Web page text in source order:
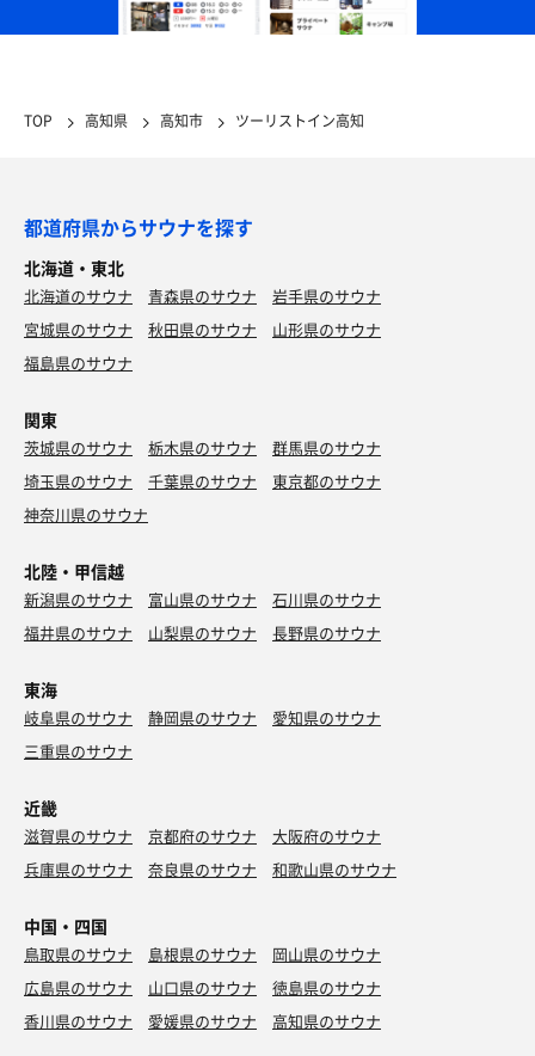
TOP 高知県 高知市 ツーリストイン高知
都道府県からサウナを探す
北海道・東北
北海道のサウナ 青森県のサウナ
岩手県のサウナ
宮城県のサウナ
秋田県のサウナ
山形県のサウナ
福島県のサウナ
関東
茨城県のサウナ 栃木県のサウナ
群馬県のサウナ
埼玉県のサウナ
千葉県のサウナ
東京都のサウナ
神奈川県のサウナ
北陸・甲信越
新潟県のサウナ 富山県のサウナ
石川県のサウナ
福井県のサウナ
山梨県のサウナ 長野県のサウナ
東海
岐阜県のサウナ 静岡県のサウナ
愛知県のサウナ
三重県のサウナ
近畿
滋賀県のサウナ 京都府のサウナ
大阪府のサウナ
兵庫県のサウナ
奈良県のサウナ 和歌山県のサウナ
中国・四国
鳥取県のサウナ 島根県のサウナ
岡山県のサウナ
広島県のサウナ
山口県のサウナ
徳島県のサウナ
香川県のサウナ
愛媛県のサウナ 高知県のサウナ